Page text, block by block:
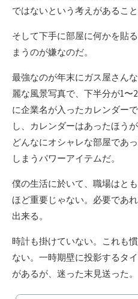
ではないという考えがあること
そして下手に部屋に何かを貼
まうのが嫌なのだ。
最強なのが年末にガス屋さん
麗な風景写真で、下半分が1
に企業名が入ったカレンダー
し、カレンダーはあったほう
どんなにオシャレな部屋であ
しまうパワーアイテムだ。
僕の生活に於いて、職場はと
ほど重要じゃない。必要であ
出来る。
時計も掛けていない。これも
ない。一時期壁に投影するタ
があるが、迷った末見送った。